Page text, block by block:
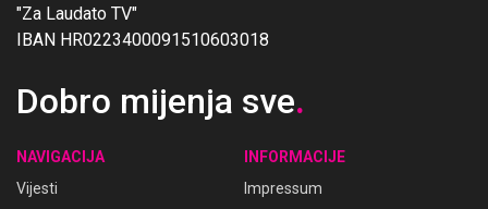
"Za Laudato TV"
IBAN HR0223400091510603018
Dobro mijenja sve.
NAVIGACIJA
Vijesti
INFORMACIJE
Impressum